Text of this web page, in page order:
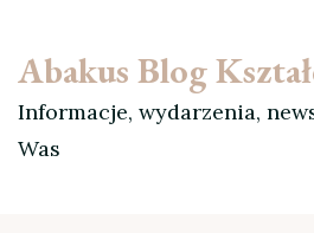
Abakus Blog
Informacje, wydarzenia,
Was